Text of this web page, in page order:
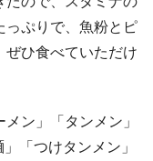
っぷりで、魚粉とピ
ぜひ食べていただけ
ン」「タンメン」
「つけタンメン」